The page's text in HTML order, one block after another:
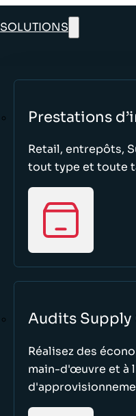
SOLUTIONS
Prestations
Retail, entrepôts,
tout type et toute
Audits
Réalisez des
main-d'œuvre et à